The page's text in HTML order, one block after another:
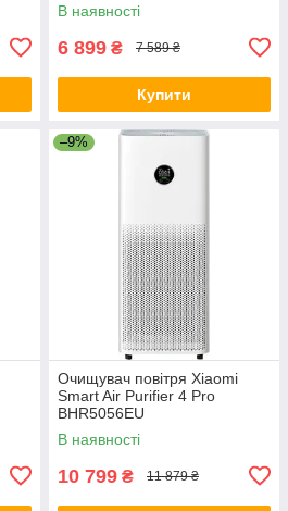
В наявності
6 899 ₴ 7 589 ₴
Купити
–9%
Очищувач повітря Xiaomi
Smart Air Purifier 4 Pro
BHR5056EU
В наявності
10 799 ₴ 11 879 ₴